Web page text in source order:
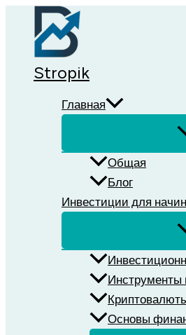
Перейти
содержимому
Stropik
Главная
Общая
Блог
Инвестиции для
Инструменты
Основы